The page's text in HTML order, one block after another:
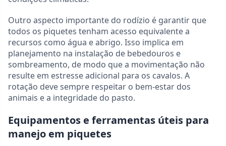
Outro aspecto importante do rodízio é garantir que
todos os piquetes tenham acesso equivalente a
recursos como água e abrigo. Isso implica em
planejamento na instalação de bebedouros e
sombreamento, de modo que a movimentação não
resulte em estresse adicional para os cavalos. A
rotação deve sempre respeitar o bem-estar dos
animais e a integridade do pasto.
Equipamentos e ferramentas úteis para
manejo em piquetes